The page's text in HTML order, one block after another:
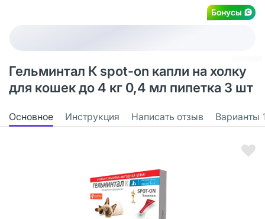
Бонусы
Гельминтал К spot-on капли на холку
для кошек до 4 кг 0,4 мл пипетка 3 шт
Основное Инструкция Написать отзыв Варианты